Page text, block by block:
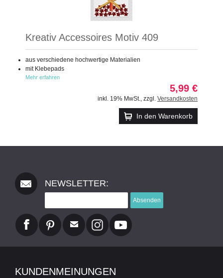
Kreativ Accessoires Motiv 409
aus verschiedene hochwertige Materialien
mit Klebepads
Mehr erfahren
5,99 €
inkl. 19% MwSt. zzgl. Versandkosten
In den Warenkorb
NEWSLETTER:
Absenden
KUNDENMEINUNGEN